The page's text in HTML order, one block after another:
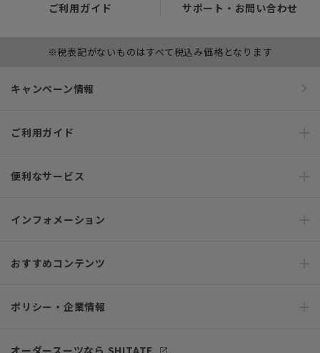
ご利用ガイド サポート・お問い合わせ
※税表記がないものはすべて税込み価格となります
キャンペーン情報
ご利用ガイド
便利なサービス
インフォメーション
おすすめコンテンツ
ポリシー・企業情報